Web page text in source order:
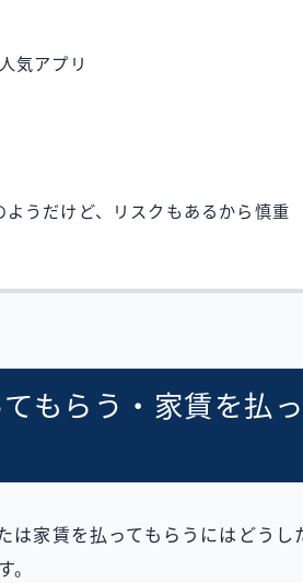
気アプリ
うだけど、リスクもあるから慎重
もらう・家賃を払
は家賃を払ってもらうにはどうし
。